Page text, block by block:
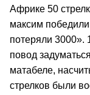
Африке 50
максим
потеряли 3000».
повод
матабеле,
стрелков были